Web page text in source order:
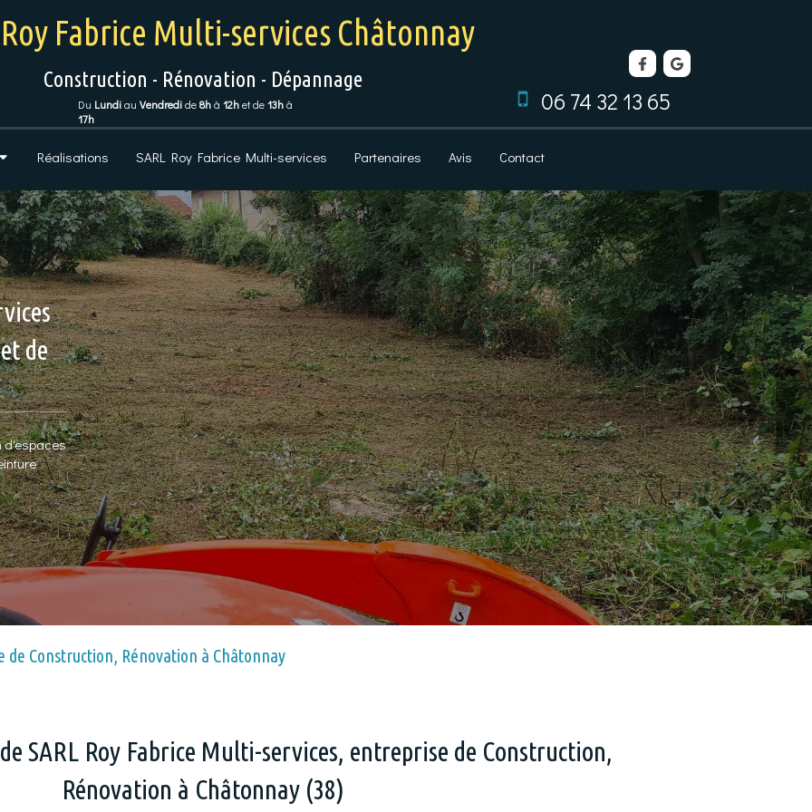
Roy Fabrice Multi-services Châtonnay
Construction - Rénovation - Dépannage
06 74 32 13 65
Du Lundiau Vendredide8hà 12het de13hà
17h
Réalisations SARL Roy Fabrice Multi-services Partenaires Avis Contact
de
d'espaces
de
d'espaces
de
d'espaces
de
d'espaces
de Construction, Rénovation à Châtonnay
SARL Roy Fabrice Multi-services, entreprise de Construction,
Rénovation à Châtonnay (38)